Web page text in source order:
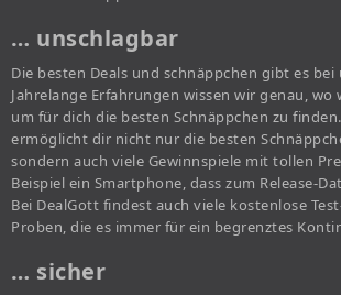
… unschlagbar
Die besten Deals und schnäppchen gibt es bei
Jahrelange Erfahrungen wissen wir genau, wo
um für dich die besten Schnäppchen zu
ermöglicht dir nicht nur die besten
sondern auch viele Gewinnspiele mit tollen
Beispiel ein Smartphone, dass zum Release-
Bei DealGott findest auch viele kostenlose
Proben, die es immer für ein begrenztes
… sicher